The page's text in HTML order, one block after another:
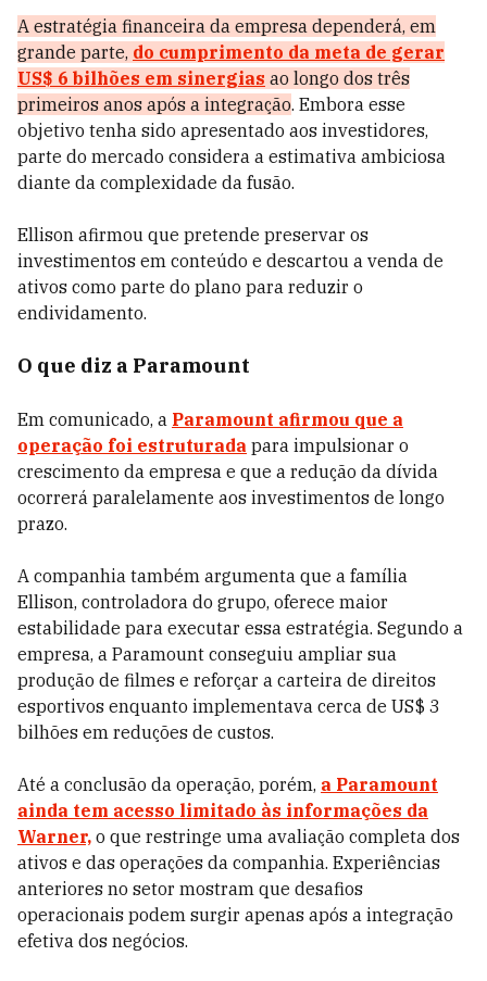
A estratégia financeira da empresa dependerá, em
grande parte, do cumprimento da meta de gerar
US$ 6 bilhões em sinergias ao longo dos três
primeiros anos após a integração. Embora esse
objetivo tenha sido apresentado aos investidores,
parte do mercado considera a estimativa ambiciosa
diante da complexidade da fusão.
Ellison afirmou que pretende preservar os
investimentos em conteúdo e descartou a venda de
ativos como parte do plano para reduzir o
endividamento.
O que diz a Paramount
Em comunicado, a Paramount afirmou que a
operação foi estruturada para impulsionar o
crescimento da empresa e que a redução da dívida
ocorrerá paralelamente aos investimentos de longo
prazo.
A companhia também argumenta que a família
Ellison, controladora do grupo, oferece maior
estabilidade para executar essa estratégia. Segundo a
empresa, a Paramount conseguiu ampliar sua
produção de filmes e reforçar a carteira de direitos
esportivos enquanto implementava cerca de US$ 3
bilhões em reduções de custos.
Até a conclusão da operação, porém, a Paramount
ainda tem acesso limitado às informações da
Warner, o que restringe uma avaliação completa dos
ativos e das operações da companhia. Experiências
anteriores no setor mostram que desafios
operacionais podem surgir apenas após a integração
efetiva dos negócios.